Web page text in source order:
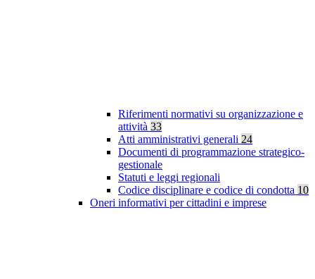
Riferimenti normativi su organizzazione e
attività 33
Atti amministrativi generali 24
Documenti di programmazione strategico-
gestionale
Statuti e leggi regionali
Codice disciplinare e codice di condotta 10
Oneri informativi per cittadini e imprese